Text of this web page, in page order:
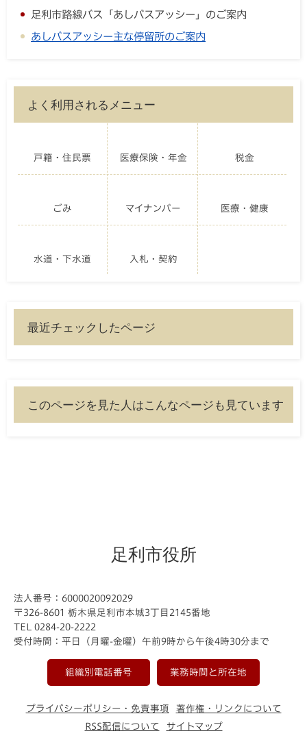
足利市路線バス「あしバスアッシー」のご案内
あしバスアッシー主な停留所のご案内
よく利用されるメニュー
戸籍・住民票 医療保険・年金 税金
ごみ マイナンバー 医療・健康
水道・下水道 入札・契約
最近チェックしたページ
このページを見た人はこんなページも見ています
足利市役所
法人番号：6000020092029
〒326-8601 栃木県足利市本城3丁目2145番地
TEL 0284-20-2222
受付時間：平日（月曜-金曜）午前9時から午後4時30分まで
組織別電話番号 業務時間と所在地
プライバシーポリシー・免責事項
著作権・リンクについて
RSS配信について
サイトマップ